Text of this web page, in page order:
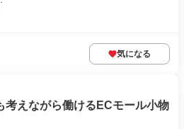
気になる
考えながら働けるECモール小物